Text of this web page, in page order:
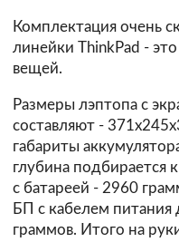
Комплектация очень
линейки ThinkPad -
вещей.
Размеры лэптопа с
составляют -
габариты
глубина подбирается
с батареей - 2960
БП с кабелем
граммов. Итого на